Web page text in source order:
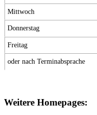
Mittwoch
Donnerstag
Freitag
oder nach Terminabsprache
Weitere Homepages: